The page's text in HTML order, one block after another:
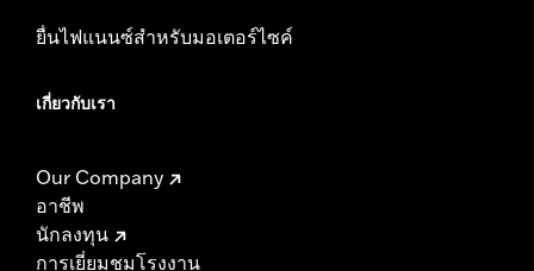
ยื่นไฟแนนซ์สำหรับมอเตอร์ไซค์
เกี่ยวกับเรา
Our Company
อาชีพ
นักลงทุน
การเยี่ยมชมโรงงาน